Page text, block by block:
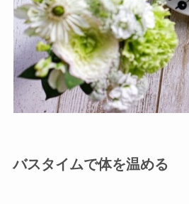
バスタイムで体を温める